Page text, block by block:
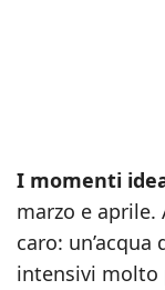
I momenti
marzo e
caro:
intensivi molto